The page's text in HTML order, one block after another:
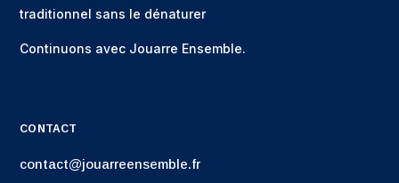
traditionnel sans le dénaturer
Continuons avec Jouarre Ensemble.
CONTACT
contact@jouarreensemble.fr